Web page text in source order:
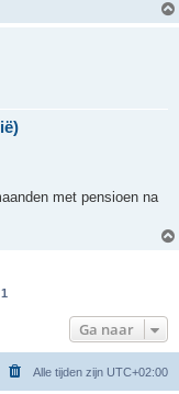
met pensioen na
1
Ga naar
Alle tijden zijn UTC+02:00